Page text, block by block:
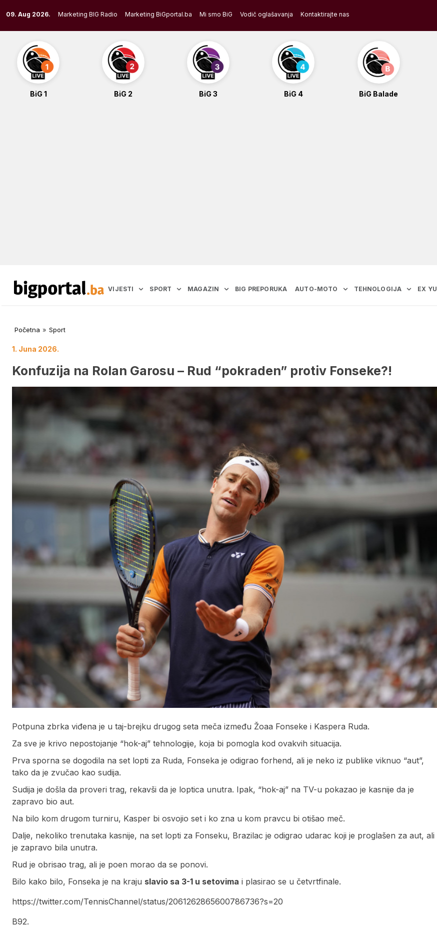
to
content
09. Aug 2026. Marketing BIG Radio Marketing BiGportal.ba Mi smo BiG Vodič oglašavanja Kontaktirajte nas
BiG 1 BiG 2 BiG 3 BiG 4 BiG Balade
VIJESTI SPORT MAGAZIN BIG PREPORUKA AUTO-MOTO TEHNOLOGIJA EX YU
Početna » Sport
1. Juna 2026.
Konfuzija na Rolan Garosu – Rud “pokraden” protiv Fonseke?!
Potpuna zbrka viđena je u taj-brejku drugog seta meča između Žoaa Fonseke i Kaspera Ruda.
Za sve je krivo nepostojanje “hok-aj” tehnologije, koja bi pomogla kod ovakvih situacija.
Prva sporna se dogodila na set lopti za Ruda, Fonseka je odigrao forhend, ali je neko iz publike viknuo “aut”,
tako da je zvučao kao sudija.
Sudija je došla da proveri trag, rekavši da je loptica unutra. Ipak, “hok-aj” na TV-u pokazao je kasnije da je
zapravo bio aut.
Na bilo kom drugom turniru, Kasper bi osvojio set i ko zna u kom pravcu bi otišao meč.
Dalje, nekoliko trenutaka kasnije, na set lopti za Fonseku, Brazilac je odigrao udarac koji je proglašen za aut, ali
je zapravo bila unutra.
Rud je obrisao trag, ali je poen morao da se ponovi.
Bilo kako bilo, Fonseka je na kraju slavio sa 3-1 u setovima i plasirao se u četvrtfinale.
https://twitter.com/TennisChannel/status/2061262865600786736?s=20
B92.